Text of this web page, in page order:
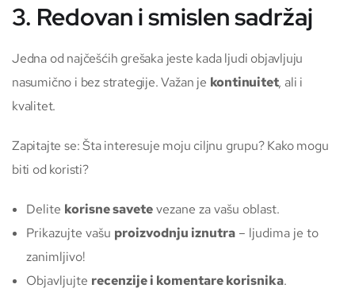
3. Redovan i smislen sadržaj
Jedna od najčešćih grešaka jeste kada ljudi objavljuju
nasumično i bez strategije. Važan je kontinuitet, ali i
kvalitet.
Zapitajte se: Šta interesuje moju ciljnu grupu? Kako mogu
biti od koristi?
Delite korisne savetevezane za vašu oblast.
Prikazujte vašu proizvodnju iznutra – ljudima je to
zanimljivo!
Objavljujte recenzije i komentare korisnika.